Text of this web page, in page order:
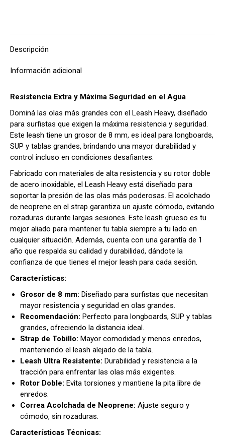
Descripción
Información adicional
Resistencia Extra y Máxima Seguridad en el Agua
Dominá las olas más grandes con el Leash Heavy, diseñado
para surfistas que exigen la máxima resistencia y seguridad.
Este leash tiene un grosor de 8 mm, es ideal para longboards,
SUP y tablas grandes, brindando una mayor durabilidad y
control incluso en condiciones desafiantes.
Fabricado con materiales de alta resistencia y su rotor doble
de acero inoxidable, el Leash Heavy está diseñado para
soportar la presión de las olas más poderosas. El acolchado
de neoprene en el strap garantiza un ajuste cómodo, evitando
rozaduras durante largas sesiones. Este leash grueso es tu
mejor aliado para mantener tu tabla siempre a tu lado en
cualquier situación. Además, cuenta con una garantía de 1
año que respalda su calidad y durabilidad, dándote la
confianza de que tienes el mejor leash para cada sesión.
Características:
Grosor de 8 mm: Diseñado para surfistas que necesitan
mayor resistencia y seguridad en olas grandes.
Recomendación: Perfecto para longboards, SUP y tablas
grandes, ofreciendo la distancia ideal.
Strap de Tobillo: Mayor comodidad y menos enredos,
manteniendo el leash alejado de la tabla.
Leash Ultra Resistente: Durabilidad y resistencia a la
tracción para enfrentar las olas más exigentes.
Rotor Doble: Evita torsiones y mantiene la pita libre de
enredos.
Correa Acolchada de Neoprene: Ajuste seguro y
cómodo, sin rozaduras.
Características Técnicas: